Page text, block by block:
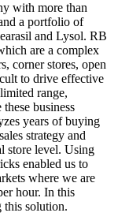
with more than
a portfolio of
and Lysol. RB
are a complex
corner stores, open
to drive effective
range,
business
years of buying
strategy and
store level. Using
enabled us to
where we are
hour. In this
this solution.